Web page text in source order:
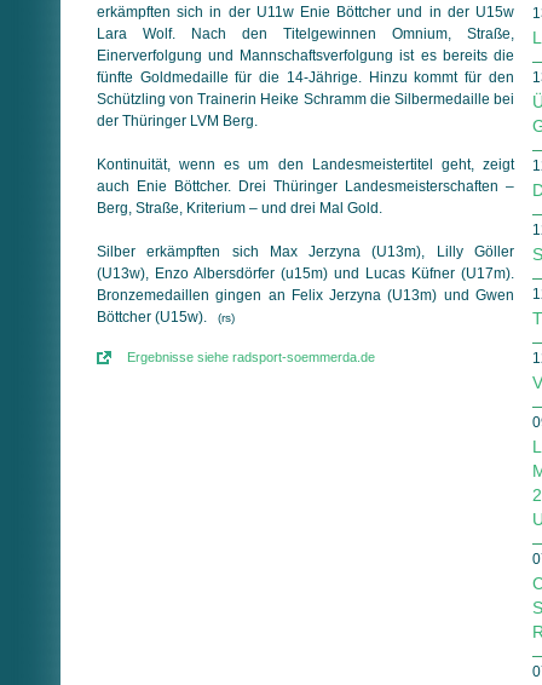
erkämpften sich in der U11w Enie Böttcher und in der U15w
Lara Wolf. Nach den Titelgewinnen Omnium, Straße,
Einerverfolgung und Mannschaftsverfolgung ist es bereits die
fünfte Goldmedaille für die 14-Jährige. Hinzu kommt für den
Schützling von Trainerin Heike Schramm die Silbermedaille bei
der Thüringer LVM Berg.
Kontinuität, wenn es um den Landesmeistertitel geht, zeigt
auch Enie Böttcher. Drei Thüringer Landesmeisterschaften –
Berg, Straße, Kriterium – und drei Mal Gold.
Silber erkämpften sich Max Jerzyna (U13m), Lilly Göller
(U13w), Enzo Albersdörfer (u15m) und Lucas Küfner (U17m).
Bronze­medaillen gingen an Felix Jerzyna (U13m) und Gwen
Böttcher (U15w).
(rs)
Ergebnisse siehe radsport-soemmerda.de